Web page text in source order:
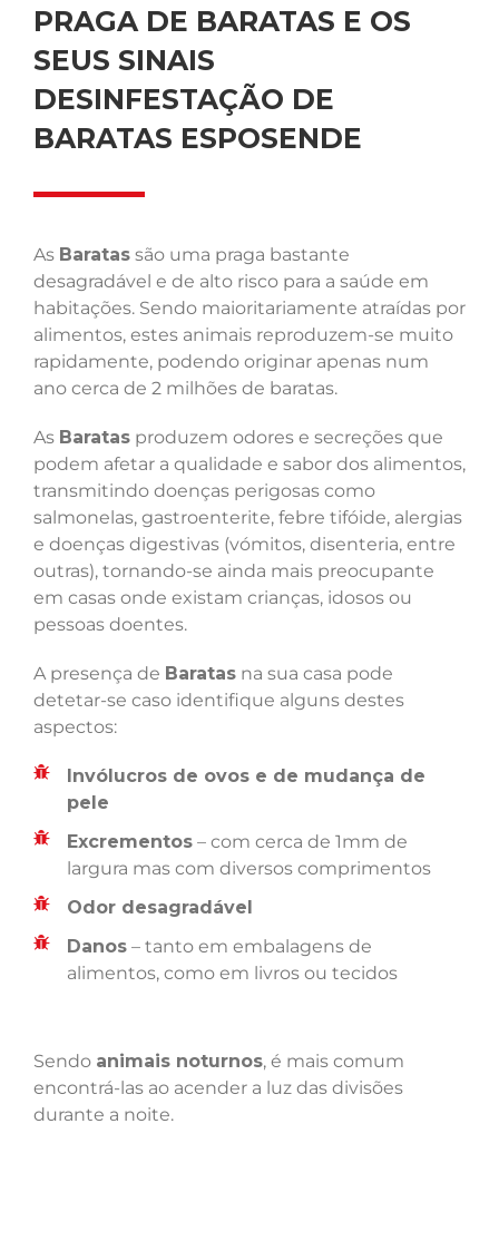
PRAGA DE BARATAS E OS
SEUS SINAIS
DESINFESTAÇÃO DE
BARATAS ESPOSENDE
As Baratas são uma praga bastante
desagradável e de alto risco para a saúde em
habitações. Sendo maioritariamente atraídas por
alimentos, estes animais reproduzem-se muito
rapidamente, podendo originar apenas num
ano cerca de 2 milhões de baratas.
As Baratas produzem odores e secreções que
podem afetar a qualidade e sabor dos alimentos,
transmitindo doenças perigosas como
salmonelas, gastroenterite, febre tifóide, alergias
e doenças digestivas (vómitos, disenteria, entre
outras), tornando-se ainda mais preocupante
em casas onde existam crianças, idosos ou
pessoas doentes.
A presença de Baratas na sua casa pode
detetar-se caso identifique alguns destes
aspectos:
Invólucros de ovos e de mudança de
pele
Excrementos – com cerca de 1mm de
largura mas com diversos comprimentos
Odor desagradável
Danos – tanto em embalagens de
alimentos, como em livros ou tecidos
Sendo animais noturnos, é mais comum
encontrá-las ao acender a luz das divisões
durante a noite.